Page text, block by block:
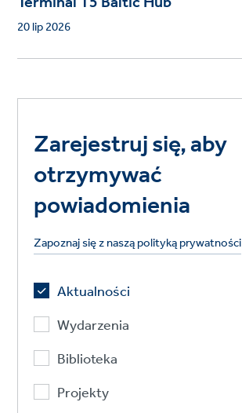
20 lip 2026
Zarejestruj się, aby
otrzymywać
powiadomienia
Zapoznaj się z naszą polityką prywatności
Aktualności
Wydarzenia
Biblioteka
Projekty